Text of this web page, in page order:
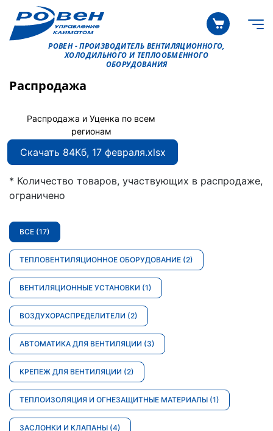
РОВЕН - ПРОИЗВОДИТЕЛЬ ВЕНТИЛЯЦИОННОГО,
ХОЛОДИЛЬНОГО И ТЕПЛООБМЕННОГО
ОБОРУДОВАНИЯ
Распродажа
Распродажа и Уценка по всем
регионам
Скачать 84Кб,17 февраля.xlsx
* Количество товаров, участвующих в распродаже,
ограничено
ВСЕ (17)
ТЕПЛОВЕНТИЛЯЦИОННОЕ ОБОРУДОВАНИЕ (2)
ВЕНТИЛЯЦИОННЫЕ УСТАНОВКИ (1)
ВОЗДУХОРАСПРЕДЕЛИТЕЛИ (2)
АВТОМАТИКА ДЛЯ ВЕНТИЛЯЦИИ (3)
КРЕПЕЖ ДЛЯ ВЕНТИЛЯЦИИ (2)
ТЕПЛОИЗОЛЯЦИЯ И ОГНЕЗАЩИТНЫЕ МАТЕРИАЛЫ (1)
ЗАСЛОНКИ И КЛАПАНЫ (4)